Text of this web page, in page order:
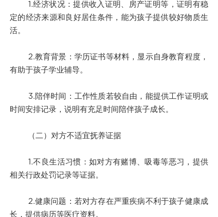
1.经济状况：提供收入证明、房产证明等，证明有稳
定的经济来源和良好居住条件，能为孩子提供较好物质生
活。
2.教育背景：学历证书等材料，显示自身教育程度，
有助于孩子学业辅导。
3.陪伴时间：工作性质若较自由，能提供工作证明或
时间安排记录，说明有充足时间陪伴孩子成长。
（二）对方不适宜抚养证据
1.不良生活习惯：如对方有赌博、吸毒等恶习，提供
相关行政处罚记录等证据。
2.健康问题：若对方存在严重疾病不利于孩子健康成
长，提供病历等医疗资料。